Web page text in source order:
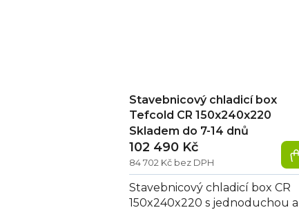
Stavebnicový chladicí box
Tefcold CR 150x240x220
Skladem do 7-14 dnů
84 702 Kč bez DPH
102 490 Kč
Stavebnicový chladicí box CR
150x240x220 s jednoduchou a